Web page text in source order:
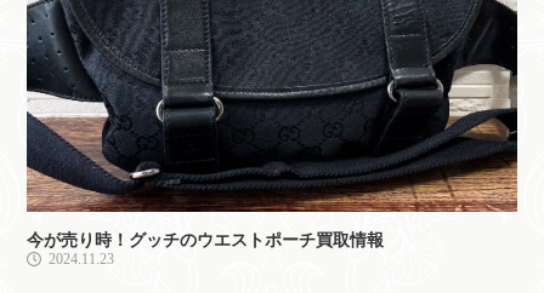
2024.11.23
今が売り時！グッチのウエストポーチ買取情報